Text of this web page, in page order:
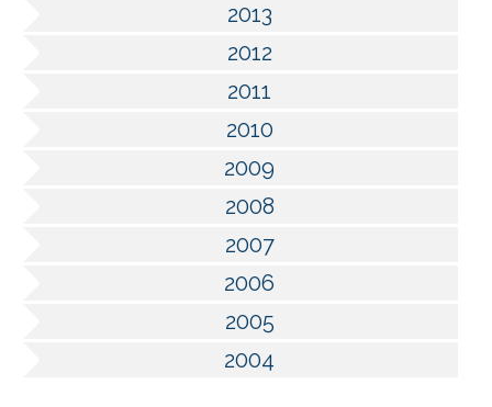
2013
2012
2011
2010
2009
2008
2007
2006
2005
2004